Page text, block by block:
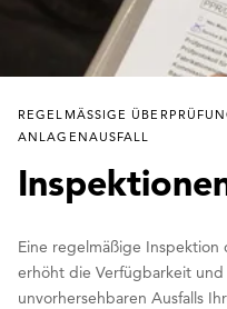
REGELMÄSSIGE
NLAGENAUSFALL
Eine regelmäßige Inspektion
erhöht die Verfügbarkeit und
unvorhersehbaren Ausfalls